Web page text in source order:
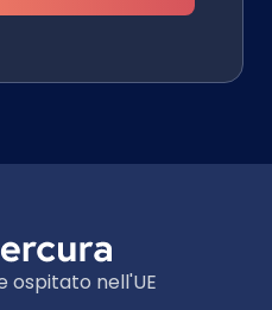
ospitato nell'UE